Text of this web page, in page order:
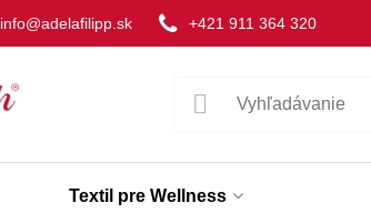
info@adelafilipp.sk +421 911 364 320
Textil pre Wellness